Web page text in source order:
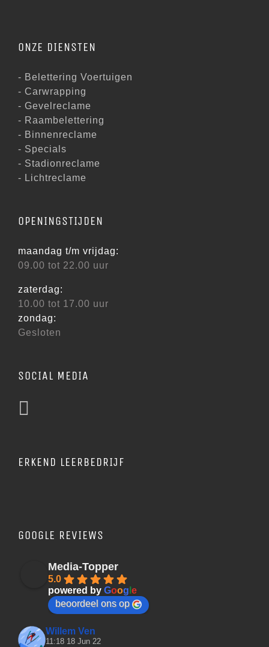
ONZE DIENSTEN
- Belettering Voertuigen
- Carwrapping
- Gevelreclame
- Raambelettering
- Binnenreclame
- Specials
- Stadionreclame
- Lichtreclame
OPENINGSTIJDEN
maandag t/m vrijdag:
09.00 tot 22.00 uur
zaterdag:
10.00 tot 17.00 uur
zondag:
Gesloten
SOCIAL MEDIA
ERKEND LEERBEDRIJF
GOOGLE REVIEWS
Media-Topper
5.0
powered by Goog e
beoordeel ons op
Willem Ven
11:18 18 Jun 22